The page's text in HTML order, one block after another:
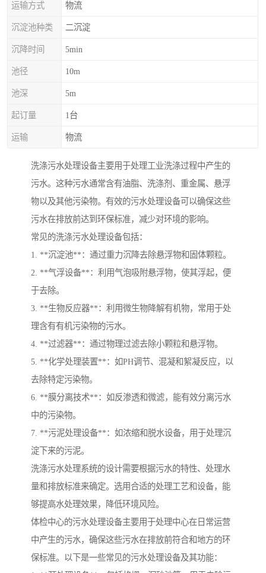
运输方式 物流
沉淀池种类 二沉淀
沉降时间 5min
池径 10m
池深 5m
起订量 1台
运输 物流
洗涤污水处理设备主要用于处理工业洗涤过程中产生的
污水。这种污水通常含有油脂、洗涤剂、重金属、悬浮
物以及其他污染物。有效的污水处理设备可以确保这些
污水在排放前达到环保标准，减少对环境的影响。
常见的洗涤污水处理设备包括：
1. **沉淀池**：通过重力沉降去除悬浮物和固体颗粒。
2. **气浮设备**：利用气泡吸附悬浮物，使其浮起，便
于去除。
3. **生物反应器**：利用微生物降解有机物，常用于处
理含有有机污染物的污水。
4. **过滤器**：通过物理过滤去除小颗粒和悬浮物。
5. **化学处理装置**：如PH调节、混凝和絮凝反应，以
去除特定污染物。
6. **膜分离技术**：如反渗透和微滤，能有效分离污水
中的污染物。
7. **污泥处理设备**：如浓缩和脱水设备，用于处理沉
淀下来的污泥。
洗涤污水处理系统的设计需要根据污水的特性、处理水
量和排放标准来确定。选用合适的处理工艺和设备，能
够提高水处理效果，降低环境风险。
体检中心的污水处理设备主要用于处理中心在日常运营
中产生的污水，确保这些污水在排放前符合和地方的环
保标准。以下是一些常见的污水处理设备及其功能：